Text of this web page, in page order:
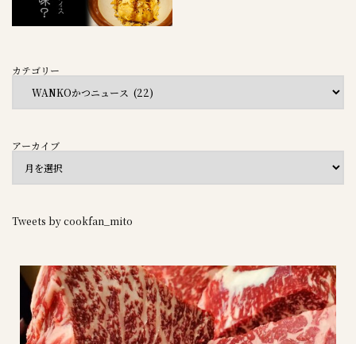
カテゴリー
アーカイブ
Tweets by cookfan_mito